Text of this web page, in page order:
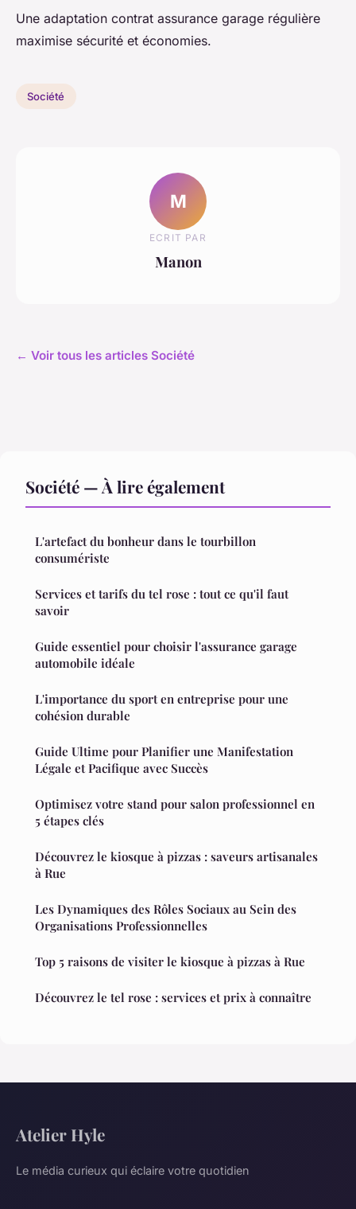
Une adaptation contrat assurance garage régulière
maximise sécurité et économies.
Société
M
ECRIT PAR
Manon
← Voir tous les articles Société
Société — À lire également
L'artefact du bonheur dans le tourbillon
consumériste
Services et tarifs du tel rose : tout ce qu'il faut
savoir
Guide essentiel pour choisir l'assurance garage
automobile idéale
L'importance du sport en entreprise pour une
cohésion durable
Guide Ultime pour Planifier une Manifestation
Légale et Pacifique avec Succès
Optimisez votre stand pour salon professionnel en
5 étapes clés
Découvrez le kiosque à pizzas : saveurs artisanales
à Rue
Les Dynamiques des Rôles Sociaux au Sein des
Organisations Professionnelles
Top 5 raisons de visiter le kiosque à pizzas à Rue
Découvrez le tel rose : services et prix à connaître
Atelier Hyle
Le média curieux qui éclaire votre quotidien